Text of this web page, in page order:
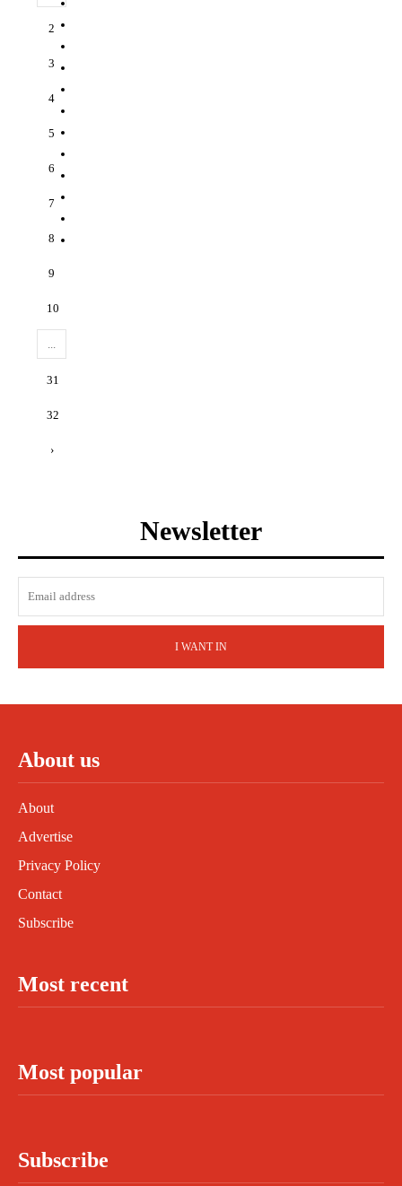
2
3
4
5
6
7
8
9
10
...
31
32
›
Newsletter
I WANT IN
About us
About
Advertise
Privacy Policy
Contact
Subscribe
Most recent
Most popular
Subscribe